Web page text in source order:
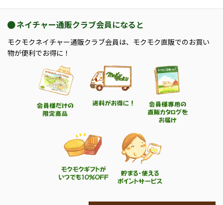
ネイチャー通販クラブ会員になると
モクモクネイチャー通販クラブ会員は、モクモク直販でのお買い
物が便利でお得に！